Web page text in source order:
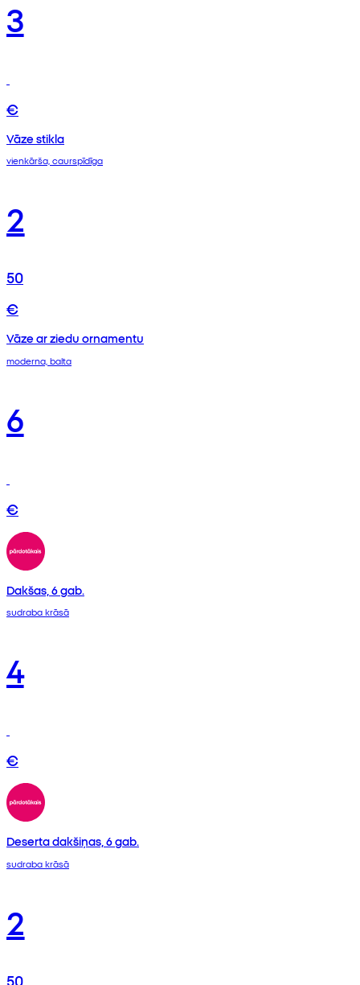
3
€
Vāze stikla
vienkārša, caurspīdīga
2
50
€
Vāze ar ziedu ornamentu
moderna, balta
6
€
Dakšas, 6 gab.
sudraba krāsā
4
€
Deserta dakšiņas, 6 gab.
sudraba krāsā
2
50